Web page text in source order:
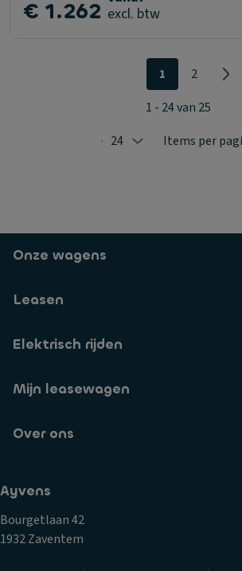
€ 1.262 excl. btw
Selected: 24
24 Items per
1
2
1 - 24 van 25
Onze wagens
Leasen
Elektrisch rijden
Mijn leasewagen
Over ons
Ayvens
Bourgetlaan 42
1932 Zaventem